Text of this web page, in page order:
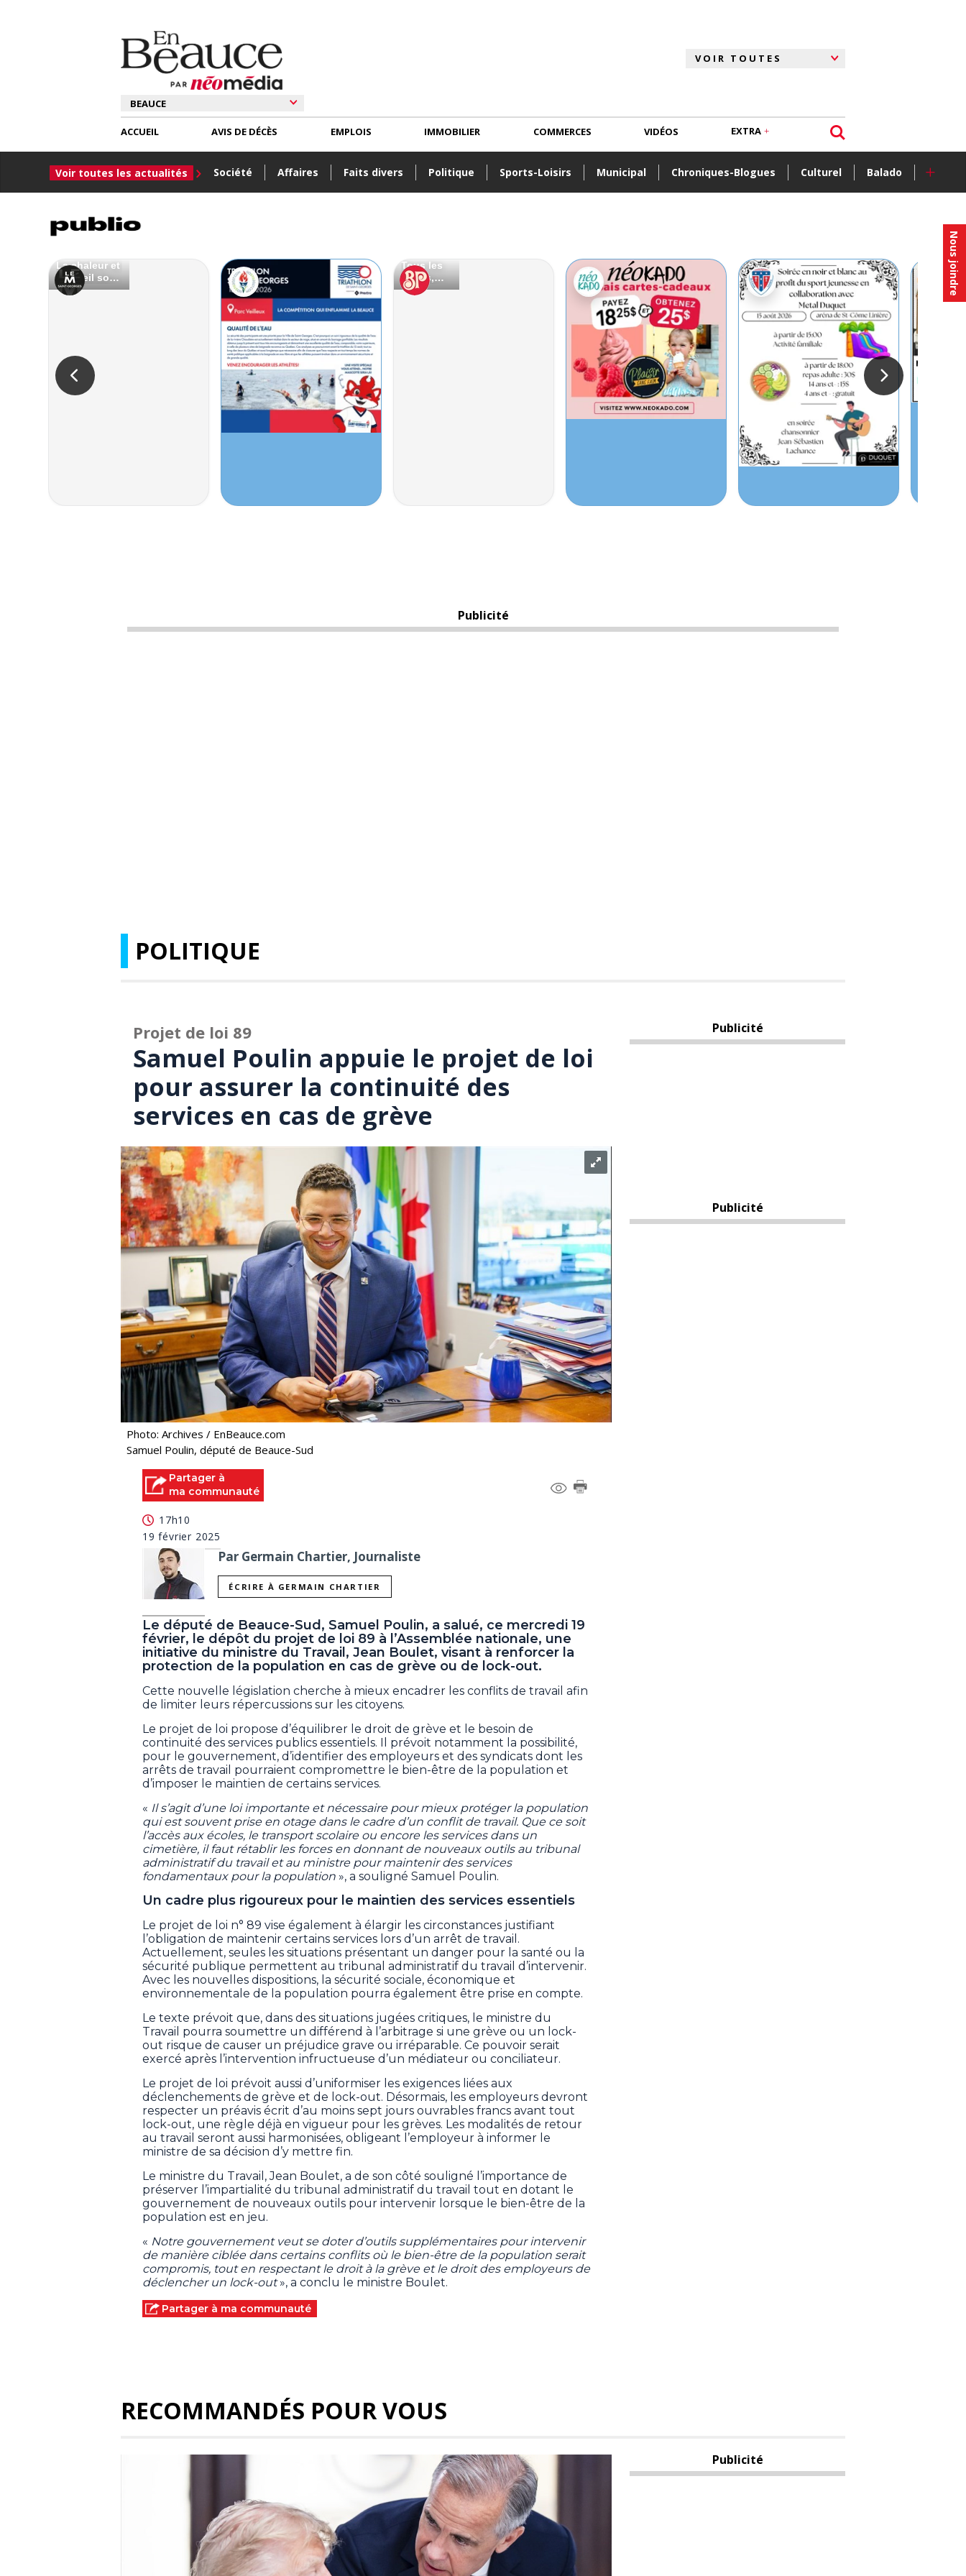
Nous joindre
ACCUEIL
Voir toutes les actualités Société Affaires Faits divers Politique Sports-Loisirs Municipal Chroniques-Blogues Culturel Balado +
AVIS DE DÉCÈS EMPLOIS IMMOBILIER COMMERCES VIDÉOS EXTRA
Publicité
POLITIQUE
Projet de loi 89
Samuel Poulin appuie le projet de loi
pour assurer la continuité des
services en cas de grève
Photo: Archives / EnBeauce.com
Samuel Poulin, député de Beauce-Sud
Partager à
ma communauté
17h10
19 février 2025
Par Germain Chartier, Journaliste
ÉCRIRE À GERMAIN CHARTIER
Le député de Beauce-Sud, Samuel Poulin, a salué, ce mercredi 19
février, le dépôt du projet de loi 89 à l’Assemblée nationale, une
initiative du ministre du Travail, Jean Boulet, visant à renforcer la
protection de la population en cas de grève ou de lock-out.
Cette nouvelle législation cherche à mieux encadrer les conflits de travail afin
de limiter leurs répercussions sur les citoyens.
Le projet de loi propose d’équilibrer le droit de grève et le besoin de
continuité des services publics essentiels. Il prévoit notamment la possibilité,
pour le gouvernement, d’identifier des employeurs et des syndicats dont les
arrêts de travail pourraient compromettre le bien-être de la population et
d’imposer le maintien de certains services.
« Il s’agit d’une loi importante et nécessaire pour mieux protéger la population
qui est souvent prise en otage dans le cadre d’un conflit de travail. Que ce soit
l’accès aux écoles, le transport scolaire ou encore les services dans un
cimetière, il faut rétablir les forces en donnant de nouveaux outils au tribunal
administratif du travail et au ministre pour maintenir des services
fondamentaux pour la population », a souligné Samuel Poulin.
Un cadre plus rigoureux pour le maintien des services essentiels
Le projet de loi n° 89 vise également à élargir les circonstances justifiant
l’obligation de maintenir certains services lors d’un arrêt de travail.
Actuellement, seules les situations présentant un danger pour la santé ou la
sécurité publique permettent au tribunal administratif du travail d’intervenir.
Avec les nouvelles dispositions, la sécurité sociale, économique et
environnementale de la population pourra également être prise en compte.
Le texte prévoit que, dans des situations jugées critiques, le ministre du
Travail pourra soumettre un différend à l’arbitrage si une grève ou un lock-
out risque de causer un préjudice grave ou irréparable. Ce pouvoir serait
exercé après l’intervention infructueuse d’un médiateur ou conciliateur.
Le projet de loi prévoit aussi d’uniformiser les exigences liées aux
déclenchements de grève et de lock-out. Désormais, les employeurs devront
respecter un préavis écrit d’au moins sept jours ouvrables francs avant tout
lock-out, une règle déjà en vigueur pour les grèves. Les modalités de retour
au travail seront aussi harmonisées, obligeant l’employeur à informer le
ministre de sa décision d’y mettre fin.
Le ministre du Travail, Jean Boulet, a de son côté souligné l’importance de
préserver l’impartialité du tribunal administratif du travail tout en dotant le
gouvernement de nouveaux outils pour intervenir lorsque le bien-être de la
population est en jeu.
« Notre gouvernement veut se doter d’outils supplémentaires pour intervenir
de manière ciblée dans certains conflits où le bien-être de la population serait
compromis, tout en respectant le droit à la grève et le droit des employeurs de
déclencher un lock-out», a conclu le ministre Boulet.
Partager à ma communauté
Publicité
Publicité
RECOMMANDÉS POUR VOUS
Publicité